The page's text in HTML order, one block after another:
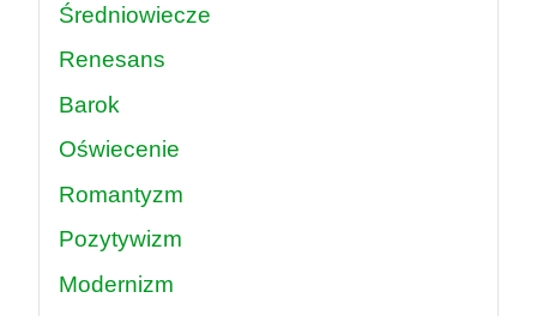
Średniowiecze
Renesans
Barok
Oświecenie
Romantyzm
Pozytywizm
Modernizm